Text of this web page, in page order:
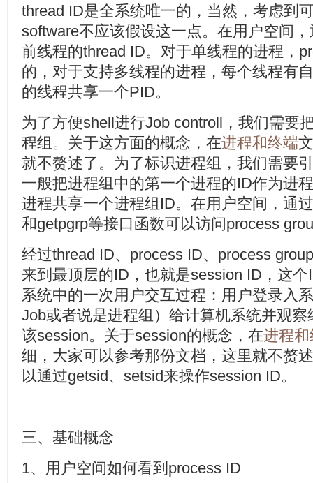
thread ID是全系统唯一的，当然，考虑到
software不应该假设这一点。在用户空间
前线程的thread ID。对于单线程的进程，
的，对于支持多线程的进程，每个线程有
的线程共享一个PID。
为了方便shell进行Job controll，我们需要
程组。关于这方面的概念，在进程和终端
就不赘述了。为了标识进程组，我们需要
一般把进程组中的第一个进程的ID作为进
进程共享一个进程组ID。在用户空间，通
和getpgrp等接口函数可以访问process
经过thread ID、process ID、process
来到最顶层的ID，也就是session ID，这
系统中的一次用户交互过程：用户登录入
Job或者说是进程组）给计算机系统并观
该session。关于session的概念，在进程
细，大家可以参考那份文档，这里就不赘
以通过getsid、setsid来操作session ID。
三、基础概念
1、用户空间如何看到process ID